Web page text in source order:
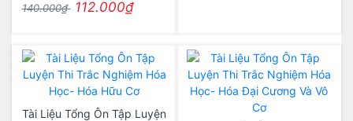
140.000₫ 112.000₫
Tài Liệu Tổng Ôn Tập Luyện